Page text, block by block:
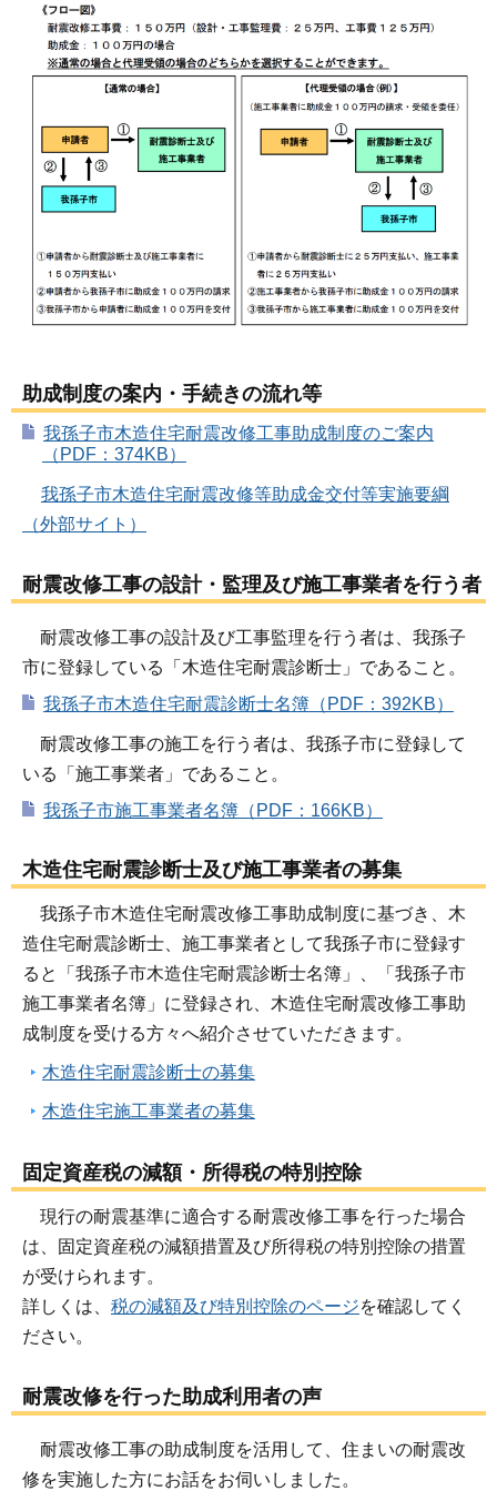
助成制度の案内・手続きの流れ等
我孫子市木造住宅耐震改修工事助成制度のご案内
（PDF：374KB）
我孫子市木造住宅耐震改修等助成金交付等実施要綱
（外部サイト）
耐震改修工事の設計・監理及び施工事業者を行う者
耐震改修工事の設計及び工事監理を行う者は、我孫子
市に登録している「木造住宅耐震診断士」であること。
我孫子市木造住宅耐震診断士名簿（PDF：392KB）
耐震改修工事の施工を行う者は、我孫子市に登録して
いる「施工事業者」であること。
我孫子市施工事業者名簿（PDF：166KB）
木造住宅耐震診断士及び施工事業者の募集
我孫子市木造住宅耐震改修工事助成制度に基づき、木
造住宅耐震診断士、施工事業者として我孫子市に登録す
ると「我孫子市木造住宅耐震診断士名簿」、「我孫子市
施工事業者名簿」に登録され、木造住宅耐震改修工事助
成制度を受ける方々へ紹介させていただきます。
木造住宅耐震診断士の募集
木造住宅施工事業者の募集
固定資産税の減額・所得税の特別控除
現行の耐震基準に適合する耐震改修工事を行った場合
は、固定資産税の減額措置及び所得税の特別控除の措置
が受けられます。
詳しくは、 税の減額及び特別控除のページを確認してく
ださい。
耐震改修を行った助成利用者の声
耐震改修工事の助成制度を活用して、住まいの耐震改
修を実施した方にお話をお伺いしました。